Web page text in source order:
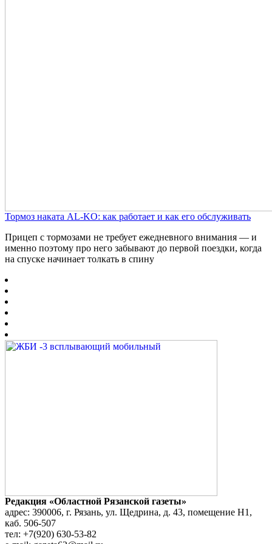
Тормоз наката AL-KO: как работает и как его обслуживать
Прицеп с тормозами не требует ежедневного внимания — и
именно поэтому про него забывают до первой поездки, когда
на спуске начинает толкать в спину
Редакция «Областной Рязанской газеты»
адрес: 390006, г. Рязань, ул. Щедрина, д. 43, помещение Н1,
каб. 506-507
тел: +7(920) 630-53-82